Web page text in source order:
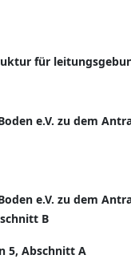
für
e.V. zu dem
e.V. zu dem
B
5, Abschnitt A